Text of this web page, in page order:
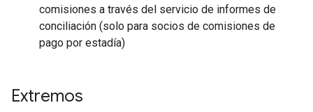
comisiones a través del servicio de informes de
conciliación (solo para socios de comisiones de
pago por estadía)
Extremos